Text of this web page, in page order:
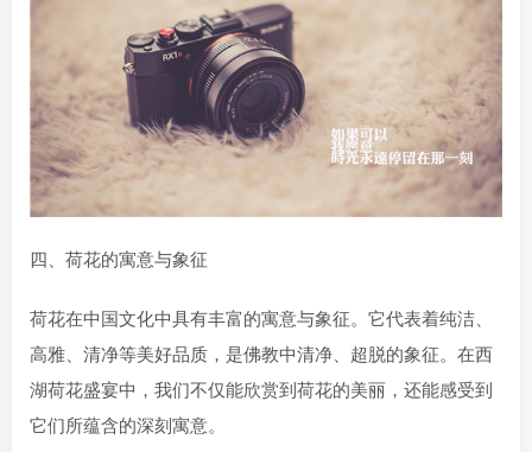
四、荷花的寓意与象征
荷花在中国文化中具有丰富的寓意与象征。它代表着纯洁、
高雅、清净等美好品质，是佛教中清净、超脱的象征。在西
湖荷花盛宴中，我们不仅能欣赏到荷花的美丽，还能感受到
它们所蕴含的深刻寓意。